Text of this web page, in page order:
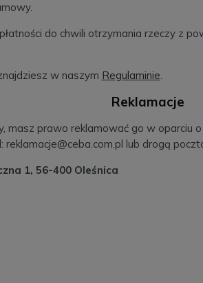
do chwili otrzymania rzeczy z
w naszym Regulaminie.
Reklamacje
prawo reklamować go w oparciu o
lub drogą
1, 56-400 Oleśnica